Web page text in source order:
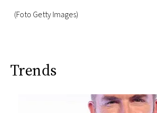
(Foto Getty Images)
Trends